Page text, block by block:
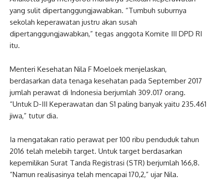
yang sulit dipertanggungjawabkan. “Tumbuh suburnya
sekolah keperawatan justru akan susah
dipertanggungjawabkan,” tegas anggota Komite III DPD RI
itu.
Menteri Kesehatan Nila F Moeloek menjelaskan,
berdasarkan data tenaga kesehatan pada September 2017
jumlah perawat di Indonesia berjumlah 309.017 orang.
“Untuk D-III Keperawatan dan S1 paling banyak yaitu 235.461
jiwa,” tutur dia.
Ia mengatakan ratio perawat per 100 ribu penduduk tahun
2016 telah melebih target. Untuk target berdasarkan
kepemilikan Surat Tanda Registrasi (STR) berjumlah 166,8.
“Namun realisasinya telah mencapai 170,2,” ujar Nila.